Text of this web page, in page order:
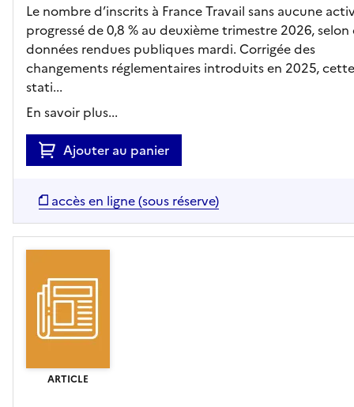
Le nombre d’inscrits à France Travail sans aucune
progressé de 0,8 % au deuxième trimestre 2026, selon
données rendues publiques mardi. Corrigée des
changements réglementaires introduits en 2025, cette
stati...
En savoir plus...
Ajouter au panier
accès en ligne (sous réserve)
ARTICLE